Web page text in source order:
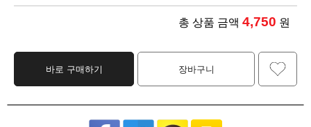
총 상품 금액 4,750 원
바로 구매하기 장바구니